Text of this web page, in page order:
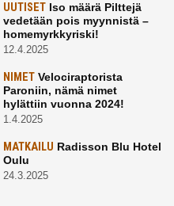
UUTISETIso määrä Pilttejä
vedetään pois myynnistä –
homemyrkkyriski!
12.4.2025
NIMETVelociraptorista
Paroniin, nämä nimet
hylättiin vuonna 2024!
1.4.2025
MATKAILU Radisson Blu Hotel
Oulu
24.3.2025